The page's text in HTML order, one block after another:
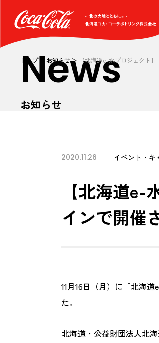
トップ お知らせ 【北海道e-水プロジェクト
News
お知らせ
2020.11.26 イベント・キ
【北海道
インで開催
11月16日（月）に「北海
た。
北海道・公益財団法人北